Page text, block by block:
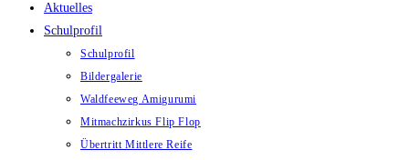
Aktuelles
Schulprofil
Schulprofil
Bildergalerie
Waldfeeweg Amigurumi
Mitmachzirkus Flip Flop
Übertritt Mittlere Reife